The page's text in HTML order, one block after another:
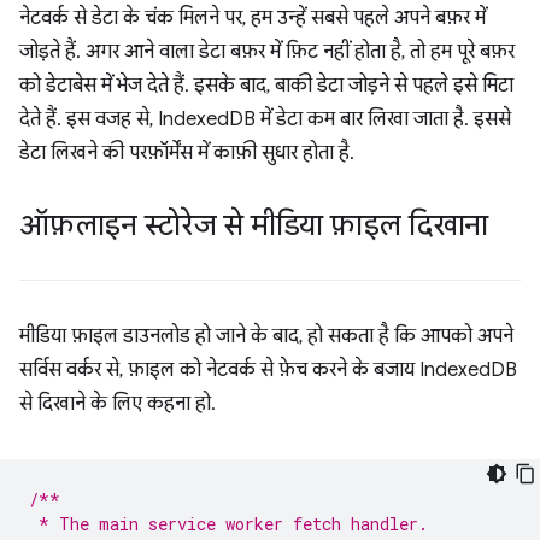
नेटवर्क से डेटा के चंक मिलने पर, हम उन्हें सबसे पहले अपने बफ़र में
जोड़ते हैं. अगर आने वाला डेटा बफ़र में फ़िट नहीं होता है, तो हम पूरे बफ़र
को डेटाबेस में भेज देते हैं. इसके बाद, बाकी डेटा जोड़ने से पहले इसे मिटा
देते हैं. इस वजह से, IndexedDB में डेटा कम बार लिखा जाता है. इससे
डेटा लिखने की परफ़ॉर्मेंस में काफ़ी सुधार होता है.
ऑफ़लाइन स्टोरेज से मीडिया फ़ाइल दिखाना
मीडिया फ़ाइल डाउनलोड हो जाने के बाद, हो सकता है कि आपको अपने
सर्विस वर्कर से, फ़ाइल को नेटवर्क से फ़ेच करने के बजाय IndexedDB
से दिखाने के लिए कहना हो.
/**
* The main service worker fetch handler.